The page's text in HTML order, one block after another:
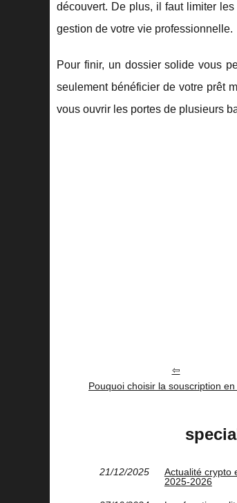
découvert. De plus, il faut limiter
gestion de votre vie professionnelle.
Pour finir, un dossier solide vous
seulement bénéficier de votre prêt
vous ouvrir les portes de plusieurs
Pouquoi choisir la souscription en
21/12/2025
Actualité crypto
2025‑2026